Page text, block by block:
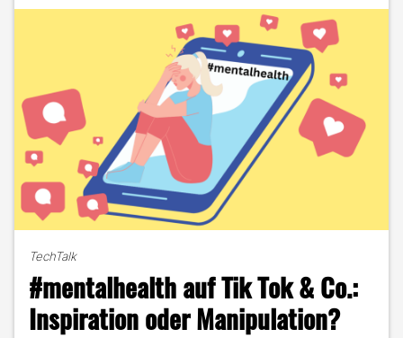
ein
TechTalk
#mentalhealth auf Tik Tok & Co.:
Inspiration oder Manipulation?